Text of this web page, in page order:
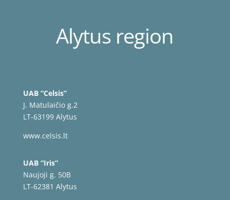
Alytus region
UAB “Celsis”
J. Matulaičio g.2
LT-63199 Alytus
www.celsis.lt
UAB “Iris”
Naujoji g. 50B
LT-62381 Alytus